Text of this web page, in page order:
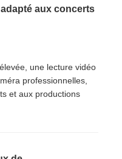
aux concerts
une lecture vidéo
professionnelles,
et aux productions